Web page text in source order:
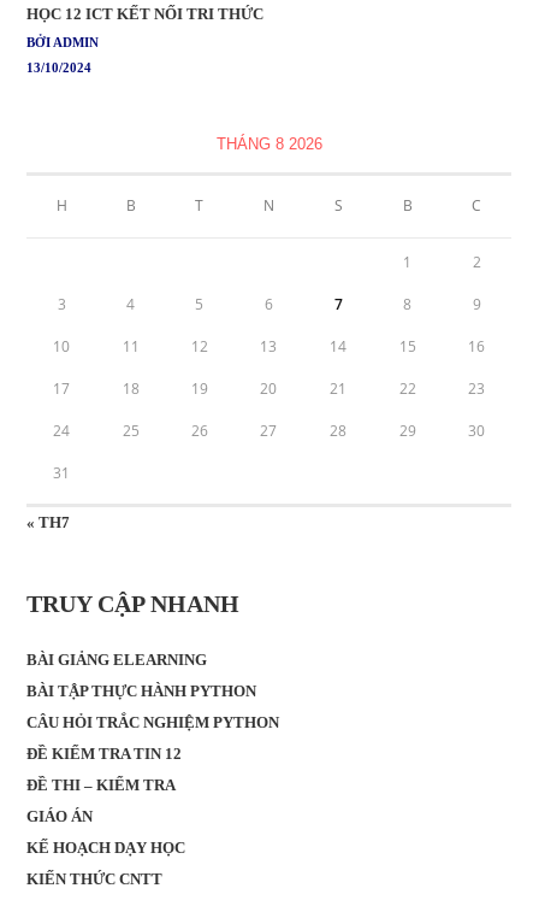
HỌC 12 ICT KẾT NỐI TRI THỨC
BỞI ADMIN
13/10/2024
THÁNG 8 2026
H B T N S B C
1 2
3 4 5 6 7 8 9
10 11 12 13 14 15 16
17 18 19 20 21 22 23
24 25 26 27 28 29 30
31
« TH7
TRUY CẬP NHANH
BÀI GIẢNG ELEARNING
BÀI TẬP THỰC HÀNH PYTHON
CÂU HỎI TRẮC NGHIỆM PYTHON
ĐỀ KIỂM TRA TIN 12
ĐỀ THI – KIỂM TRA
GIÁO ÁN
KẾ HOẠCH DẠY HỌC
KIẾN THỨC CNTT